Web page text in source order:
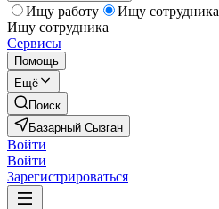
Ищу работу
Ищу сотрудника
Ищу сотрудника
Сервисы
Помощь
Ещё
Поиск
Базарный Сызган
Войти
Войти
Зарегистрироваться